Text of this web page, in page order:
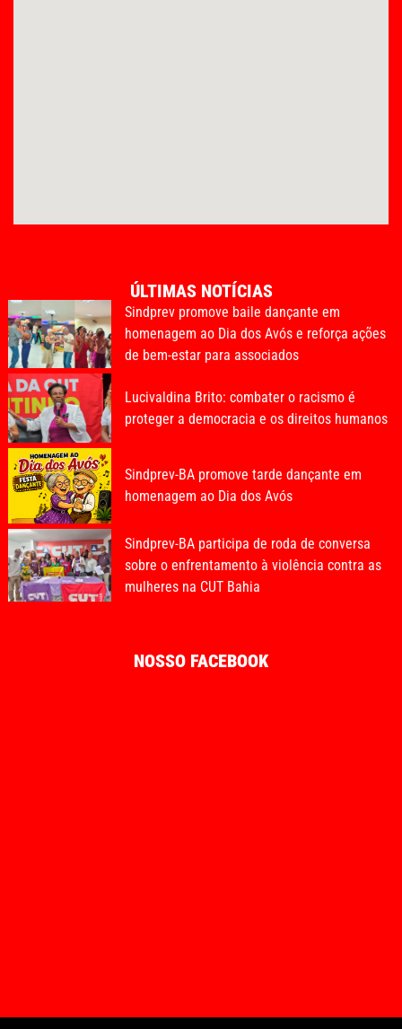
ÚLTIMAS NOTÍCIAS
Sindprev promove baile dançante em
homenagem ao Dia dos Avós e reforça ações
de bem-estar para associados
Lucivaldina Brito: combater o racismo é
proteger a democracia e os direitos humanos
Sindprev-BA promove tarde dançante em
homenagem ao Dia dos Avós
Sindprev-BA participa de roda de conversa
sobre o enfrentamento à violência contra as
mulheres na CUT Bahia
NOSSO FACEBOOK